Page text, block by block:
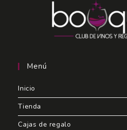
Menú
Inicio
Tienda
Cajas de regalo